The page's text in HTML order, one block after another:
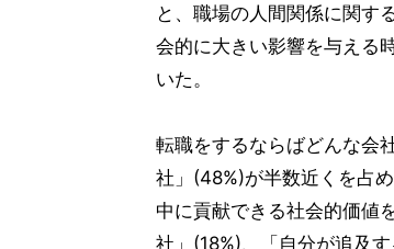
と、職場の人間関係に関す
会的に大きい影響を与える
いた。
転職をするならばどんな会
社」(48%)が半数近くを占
中に貢献できる社会的価値
社」(18%)、「自分が追及